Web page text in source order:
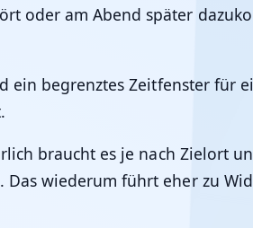
oder am Abend später
begrenztes Zeitfenster für
braucht es je nach Zielort
wiederum führt eher zu